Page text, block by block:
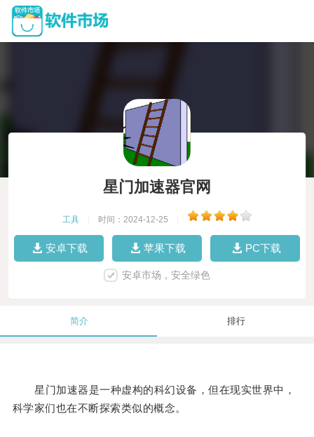
星门加速器官网
工具 时间：2024-12-25
安卓下载 苹果下载 PC下载
安卓市场，安全绿色
简介 排行
星门加速器是一种虚构的科幻设备，但在现实世界中，
科学家们也在不断探索类似的概念。